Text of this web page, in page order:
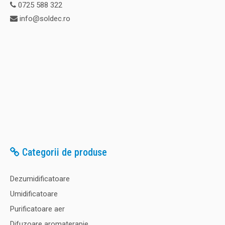
0725 588 322
info@soldec.ro
Categorii de produse
Dezumidificatoare
Umidificatoare
Purificatoare aer